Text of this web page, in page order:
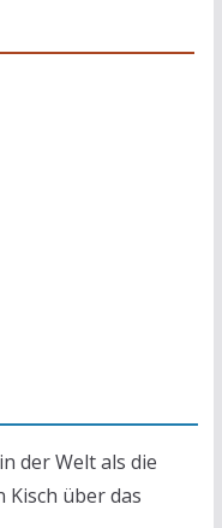
der Welt als die
Kisch über das